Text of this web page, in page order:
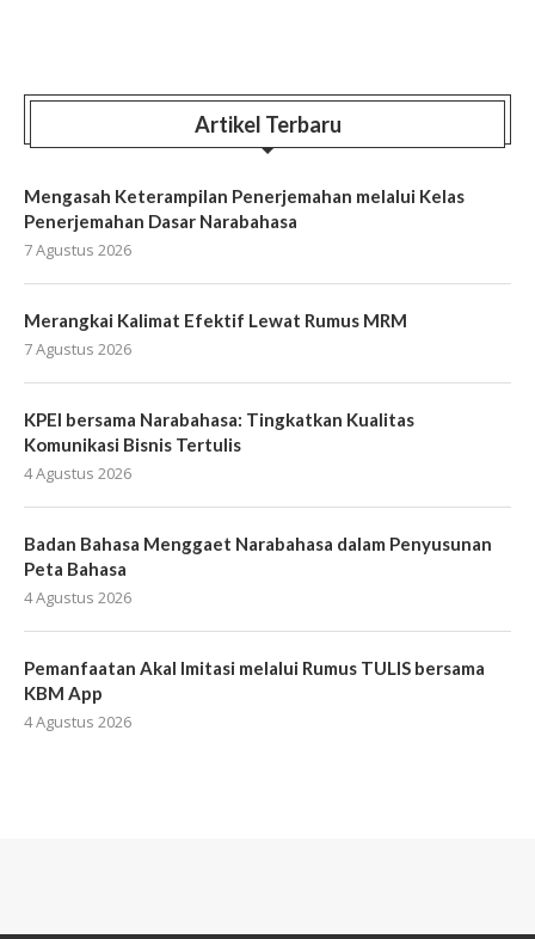
Artikel Terbaru
Mengasah Keterampilan Penerjemahan melalui Kelas
Penerjemahan Dasar Narabahasa
7 Agustus 2026
Merangkai Kalimat Efektif Lewat Rumus MRM
7 Agustus 2026
KPEI bersama Narabahasa: Tingkatkan Kualitas
Komunikasi Bisnis Tertulis
4 Agustus 2026
Badan Bahasa Menggaet Narabahasa dalam Penyusunan
Peta Bahasa
4 Agustus 2026
Pemanfaatan Akal Imitasi melalui Rumus TULIS bersama
KBM App
4 Agustus 2026